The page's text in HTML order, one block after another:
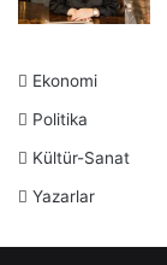
Ekonomi
Politika
Kültür-Sanat
Yazarlar